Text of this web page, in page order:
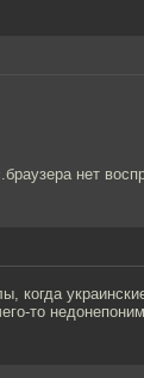
нет
когда
то